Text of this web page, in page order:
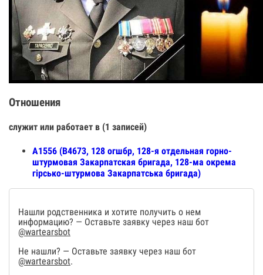
Отношения
служит или работает в (1 записей)
А1556 (В4673, 128 огшбр, 128-я отдельная горно-
штурмовая Закарпатская бригада, 128-ма окрема
гірсько-штурмова Закарпатська бригада)
Нашли родственника и хотите получить о нем
информацию? — Оставьте заявку через наш бот
@wartearsbot
Не нашли? — Оставьте заявку через наш бот
@wartearsbot.